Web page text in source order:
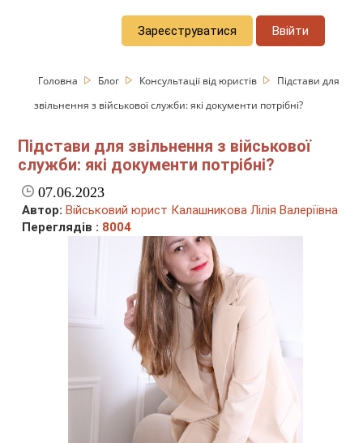
Зареєструватися Ввійти
Головна Блог Консультації від юристів
Підстави для
звільнення з військової служби: які документи потрібні?
Підстави для звільнення з військової
служби: які документи потрібні?
07.06.2023
Автор: Військовий юрист Калашникова Лілія Валеріївна
Переглядів : 8004